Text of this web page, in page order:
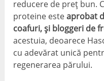
reducere de preț bun.
proteine ​​esteaprobat
coafuri, și bloggeri de
acestuia, deoarece
cu adevărat unică
regenerarea părului.